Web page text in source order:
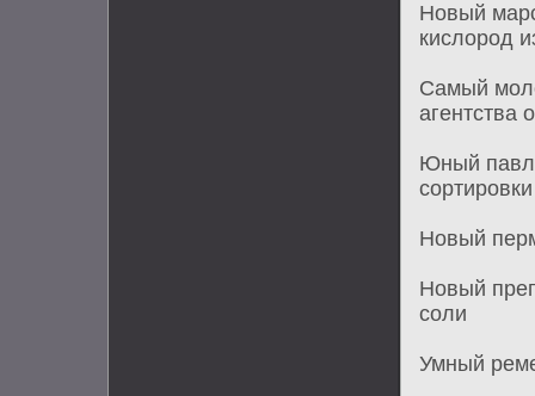
Новый
кислород
Самый
агентства
Юный
Новый
Новый
соли
Умный